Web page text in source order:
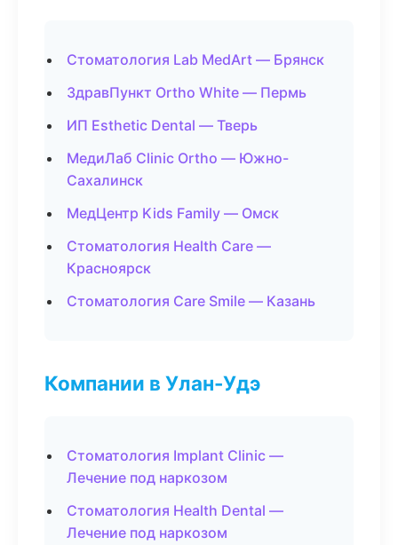
Стоматология Lab MedArt — Брянск
ЗдравПункт Ortho White — Пермь
ИП Esthetic Dental — Тверь
МедиЛаб Clinic Ortho — Южно-
Сахалинск
МедЦентр Kids Family — Омск
Стоматология Health Care —
Красноярск
Стоматология Care Smile — Казань
Компании в Улан-Удэ
Стоматология Implant Clinic —
Лечение под наркозом
Стоматология Health Dental —
Лечение под наркозом